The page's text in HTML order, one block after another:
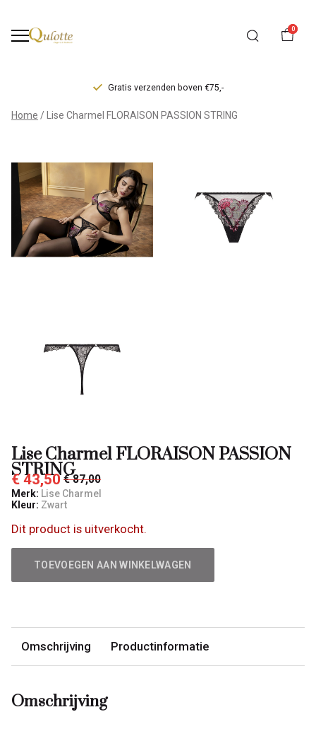
0
Gratis verzenden boven €75,-
Lise
FLORAISON
PASSION
STRING
Home Lise Charmel FLORAISON PASSION STRING
Lise Charmel FLORAISON PASSION
STRING
€ 43,50 € 87,00
Merk: Lise Charmel
Kleur: Zwart
Dit product is uitverkocht.
TOEVOEGEN AAN WINKELWAGEN
Omschrijving Productinformatie
Omschrijving